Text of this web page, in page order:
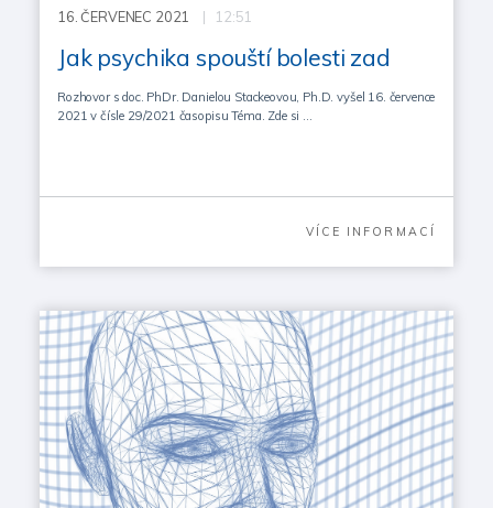
16. ČERVENEC 2021 | 12:51
Jak psychika spouští bolesti zad
Rozhovor s doc. PhDr. Danielou Stackeovou, Ph.D. vyšel 16. července
2021 v čísle 29/2021 časopisu Téma. Zde si …
VÍCE INFORMACÍ